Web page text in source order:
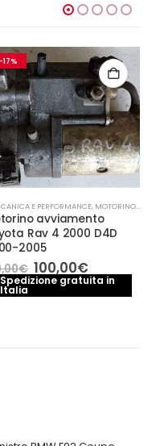
-17%
E PERFORMANCE, MOTORINO AVVIAMENTO
avviamento
Rav 4 2000 D4D
2005
€ Il
prezzo
originale
100,00€Il
prezzo
attuale
Spedizione gratuita in
Italia